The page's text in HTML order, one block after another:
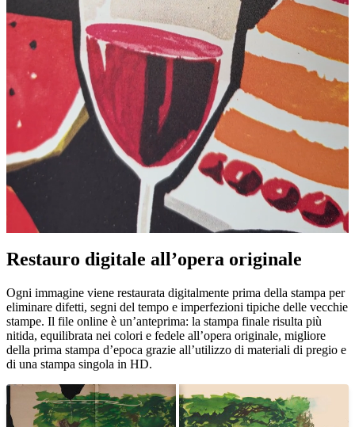
Pause
Restauro digitale all’opera originale
Ogni immagine viene restaurata digitalmente prima della stampa per
eliminare difetti, segni del tempo e imperfezioni tipiche delle vecchie
stampe. Il file online è un’anteprima: la stampa finale risulta più
nitida, equilibrata nei colori e fedele all’opera originale, migliore
della prima stampa d’epoca grazie all’utilizzo di materiali di pregio e
di una stampa singola in HD.